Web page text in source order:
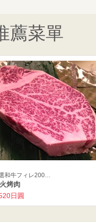
薦菜單
和牛フィレ200…
烤肉
日圓